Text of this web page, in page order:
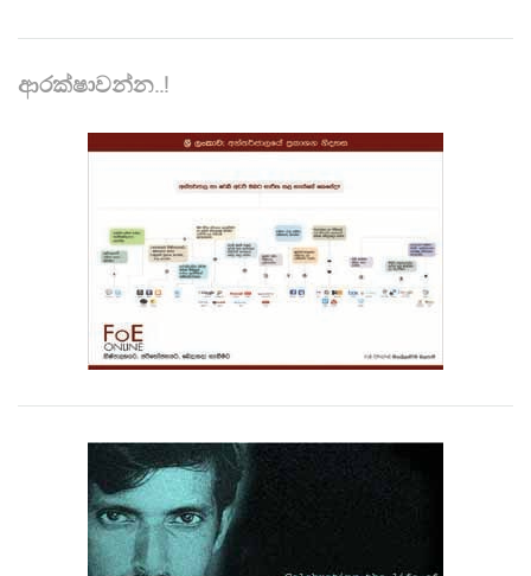
ආරක්ෂාවන්න..!